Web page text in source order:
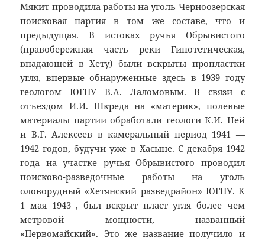
Мякит проводила работы на уголь Черноозерская
поисковая партия в том же составе, что и
предыдущая. В истоках ручья Обрывистого
(правобережная часть реки Гипотетическая,
впадающей в Хету) были вскрыты пропластки
угля, впервые обнаруженные здесь в 1939 году
геологом ЮГПУ В.А. Лаломовым. В связи с
отъездом И.И. Шкреда на «материк», полевые
материалы партии обработали геологи К.И. Ней
и В.Г. Алексеев в камеральный период 1941 —
1942 годов, будучи уже в Хасыне. С декабря 1942
года на участке ручья Обрывистого проводил
поисково-разведочные работы на уголь
оловорудный «Хетянский разведрайон» ЮГПУ. К
1 мая 1943 , был вскрыт пласт угля более чем
метровой мощности, названный
«Первомайский». Это же название получило и